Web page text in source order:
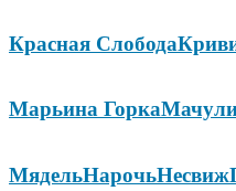
Красная Слобода
Марьина Горка
МядельНарочьНесвиж